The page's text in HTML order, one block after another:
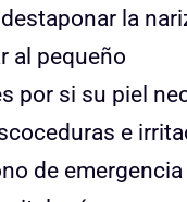
la
al pequeño
por si su piel
e
de